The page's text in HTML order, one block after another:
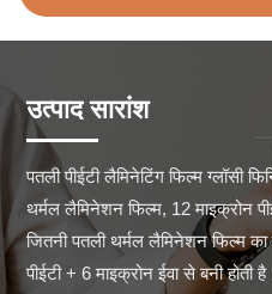
उत्पाद सारांश
पतली पीईटी लैमिनेटिंग फिल्म ग्लॉसी
थर्मल लैमिनेशन फिल्म, 12 माइक्रोन
जितनी पतली थर्मल लैमिनेशन फिल्म
पीईटी + 6 माइक्रोन ईवा से बनी होती